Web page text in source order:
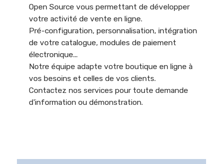
Open Source vous permettant de développer
votre activité de vente en ligne.
Pré-configuration, personnalisation, intégration
de votre catalogue, modules de paiement
électronique...
Notre équipe adapte votre boutique en ligne à
vos besoins et celles de vos clients.
Contactez nos services pour toute demande
d'information ou démonstration.